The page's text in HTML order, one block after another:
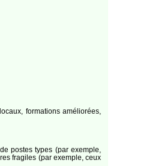
formations améliorées,
postes types (par exemple,
fragiles (par exemple, ceux